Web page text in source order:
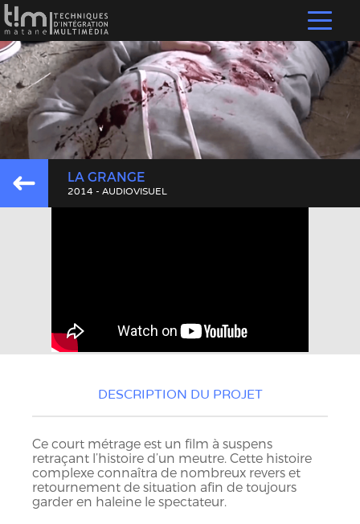
LA GRANGE
2014 - AUDIOVISUEL
DESCRIPTION DU PROJET
Ce court métrage est un film à suspens
retraçant l’histoire d’un meutre. Cette histoire
complexe connaîtra de nombreux revers et
retournement de situation afin de toujours
garder en haleine le spectateur.